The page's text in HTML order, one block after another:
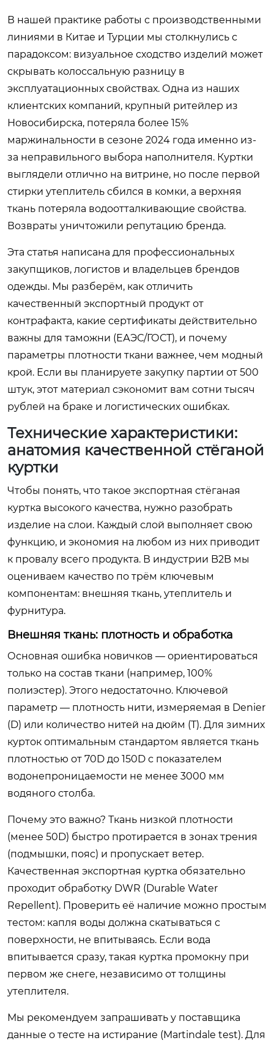
В нашей практике работы с производственными
линиями в Китае и Турции мы столкнулись с
парадоксом: визуальное сходство изделий может
скрывать колоссальную разницу в
эксплуатационных свойствах. Одна из наших
клиентских компаний, крупный ритейлер из
Новосибирска, потеряла более 15%
маржинальности в сезоне 2024 года именно из-
за неправильного выбора наполнителя. Куртки
выглядели отлично на витрине, но после первой
стирки утеплитель сбился в комки, а верхняя
ткань потеряла водоотталкивающие свойства.
Возвраты уничтожили репутацию бренда.
Эта статья написана для профессиональных
закупщиков, логистов и владельцев брендов
одежды. Мы разберём, как отличить
качественный экспортный продукт от
контрафакта, какие сертификаты действительно
важны для таможни (ЕАЭС/ГОСТ), и почему
параметры плотности ткани важнее, чем модный
крой. Если вы планируете закупку партии от 500
штук, этот материал сэкономит вам сотни тысяч
рублей на браке и логистических ошибках.
Технические характеристики:
анатомия качественной стёганой
куртки
Чтобы понять, что такое экспортная стёганая
куртка высокого качества, нужно разобрать
изделие на слои. Каждый слой выполняет свою
функцию, и экономия на любом из них приводит
к провалу всего продукта. В индустрии B2B мы
оцениваем качество по трём ключевым
компонентам: внешняя ткань, утеплитель и
фурнитура.
Внешняя ткань: плотность и обработка
Основная ошибка новичков — ориентироваться
только на состав ткани (например, 100%
полиэстер). Этого недостаточно. Ключевой
параметр — плотность нити, измеряемая в Denier
(D) или количество нитей на дюйм (T). Для зимних
курток оптимальным стандартом является ткань
плотностью от 70D до 150D с показателем
водонепроницаемости не менее 3000 мм
водяного столба.
Почему это важно? Ткань низкой плотности
(менее 50D) быстро протирается в зонах трения
(подмышки, пояс) и пропускает ветер.
Качественная экспортная куртка обязательно
проходит обработку DWR (Durable Water
Repellent). Проверить её наличие можно простым
тестом: капля воды должна скатываться с
поверхности, не впитываясь. Если вода
впитывается сразу, такая куртка промокну при
первом же снеге, независимо от толщины
утеплителя.
Мы рекомендуем запрашивать у поставщика
данные о тесте на истирание (Martindale test). Для